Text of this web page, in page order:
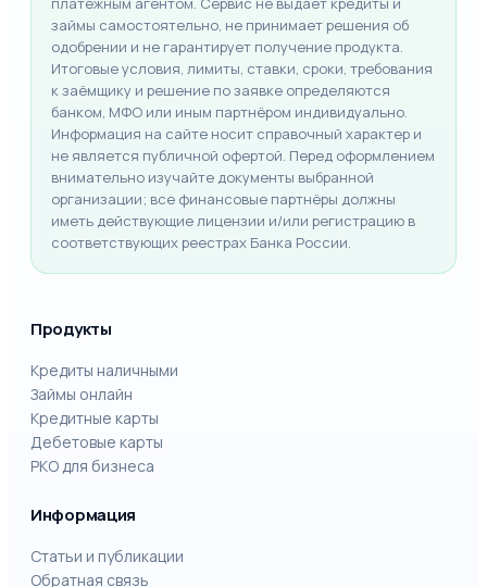
займы самостоятельно, не принимает решения об
одобрении и не гарантирует получение продукта.
Итоговые условия, лимиты, ставки, сроки, требования
к заёмщику и решение по заявке определяются
банком, МФО или иным партнёром индивидуально.
Информация на сайте носит справочный характер и
не является публичной офертой. Перед оформлением
внимательно изучайте документы выбранной
организации; все финансовые партнёры должны
иметь действующие лицензии и/или регистрацию в
соответствующих реестрах Банка России.
Продукты
Кредиты наличными
Займы онлайн
Кредитные карты
Дебетовые карты
РКО для бизнеса
Информация
Статьи и публикации
Обратная связь